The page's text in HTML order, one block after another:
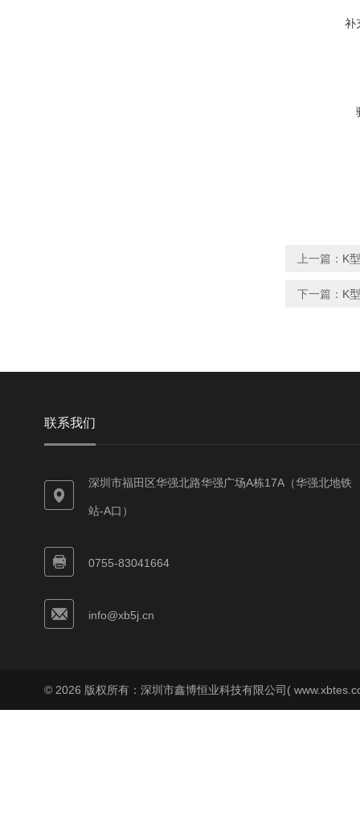
补
上一篇： K
下一篇： K
联系我们
深圳市福田区华强北路华强广场A栋17A（华强北地铁
站-A口）
0755-83041664
info@xb5j.cn
© 2026 版权所有：深圳市鑫博恒业科技有限公司(